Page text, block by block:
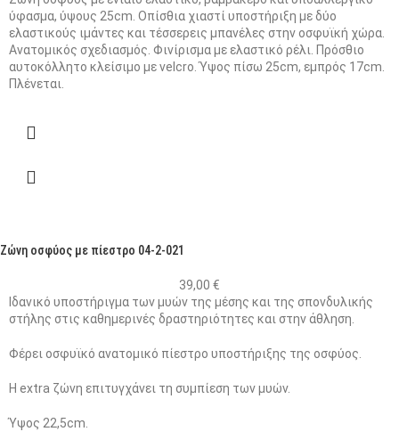
ύφασμα, ύψους 25cm. Οπίσθια χιαστί υποστήριξη με δύο
ελαστικούς ιμάντες και τέσσερεις μπανέλες στην οσφυϊκή χώρα.
Ανατομικός σχεδιασμός. Φινίρισμα με ελαστικό ρέλι. Πρόσθιο
αυτοκόλλητο κλείσιμο με velcro. Ύψος πίσω 25cm, εμπρός 17cm.
Πλένεται.
Ζώνη οσφύος με πίεστρο 04-2-021
39,00 €
Ιδανικό υποστήριγμα των μυών της μέσης και της σπονδυλικής
στήλης στις καθημερινές δραστηριότητες και στην άθληση.
Φέρει οσφυϊκό ανατομικό πίεστρο υποστήριξης της οσφύος.
Η extra ζώνη επιτυγχάνει τη συμπίεση των μυών.
Ύψος 22,5cm.